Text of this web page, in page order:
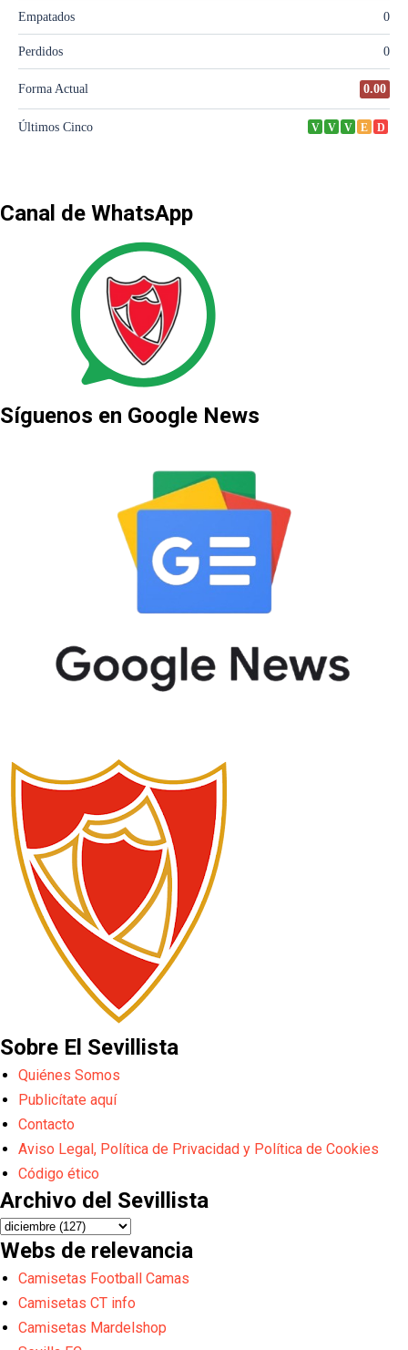
Canal de WhatsApp
Síguenos en Google News
Sobre El Sevillista
Quiénes Somos
Publicítate aquí
Contacto
Aviso Legal, Política de Privacidad y Política de Cookies
Código ético
Archivo del Sevillista
Webs de relevancia
Camisetas Football Camas
Camisetas CT info
Camisetas Mardelshop